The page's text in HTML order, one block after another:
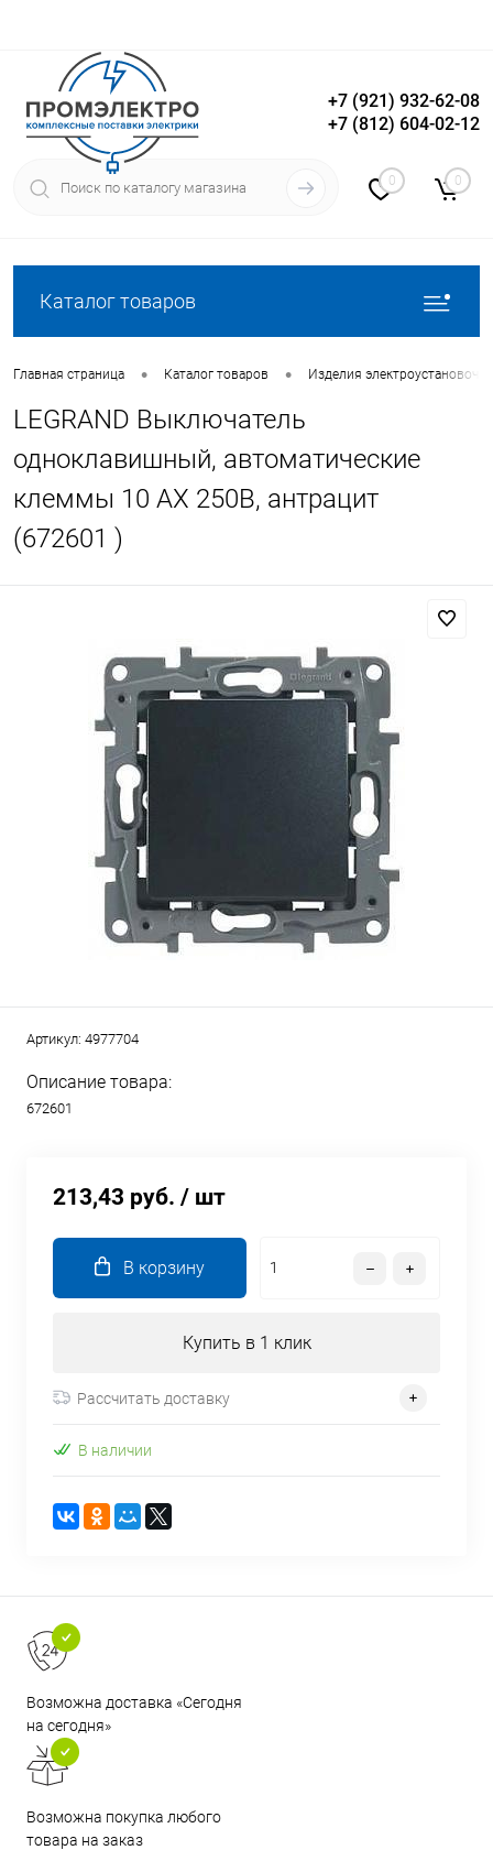
Вход Регистрация
+7 (921) 932-62-08
+7 (812) 604-02-12
0 0
Каталог товаров
Главная страница • Каталог товаров • Изделия
LEGRAND Выключатель
одноклавишный, автоматические
клеммы 10 AX 250В, антрацит
(672601 )
Артикул: 4977704
Описание товара:
672601
213,43 руб. / шт
В корзину
Купить в 1 клик
Рассчитать доставку
В наличии
Возможна доставка «Сегодня
на сегодня»
Возможна покупка любого
товара на заказ